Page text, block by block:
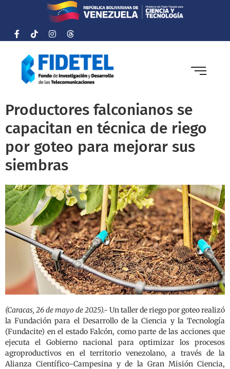
Productores falconianos se
capacitan en técnica de riego
por goteo para mejorar sus
siembras
(Caracas, 26 de mayo de 2025).- Un taller de riego por goteo realizó
la Fundación para el Desarrollo de la Ciencia y la Tecnología
(Fundacite) en el estado Falcón, como parte de las acciones que
ejecuta el Gobierno nacional para optimizar los procesos
agroproductivos en el territorio venezolano, a través de la
Alianza Científico-Campesina y de la Gran Misión Ciencia,